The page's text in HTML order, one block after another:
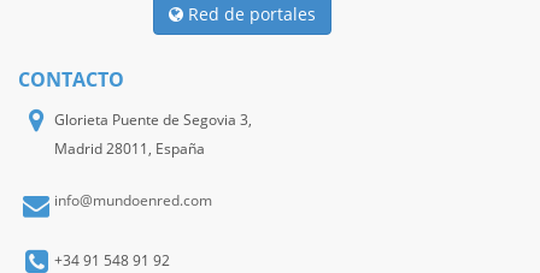
Red de portales
CONTACTO
Glorieta Puente de Segovia 3,
Madrid 28011, España
info@mundoenred.com
+34 91 548 91 92